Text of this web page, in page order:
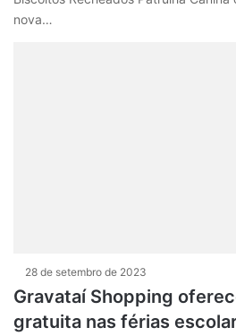
nova…
28 de setembro de 2023
Gravataí Shopping
gratuita nas férias